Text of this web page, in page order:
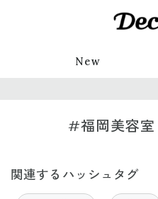
New
#福岡美容室
関連するハッシュタグ